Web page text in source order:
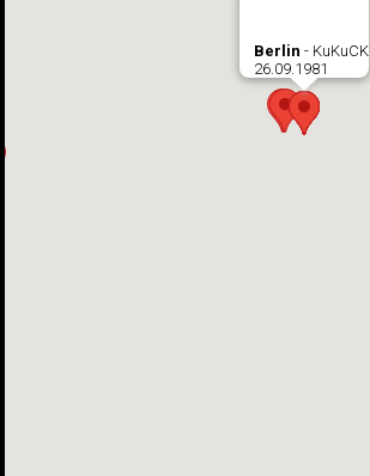
Berlin - KuKuCK
26.09.1981